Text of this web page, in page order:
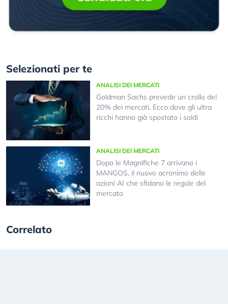
Selezionati per te
ANALISI DEI MERCATI
Goldman Sachs prevede un crollo del
20% dei mercati. Ecco dove gli ultra
ricchi hanno già spostato i soldi
ANALISI DEI MERCATI
Dopo le Magnifiche 7 arrivano i
MANGOS, il nuovo acronimo delle
azioni AI che sfidano le regole del
mercato
Correlato